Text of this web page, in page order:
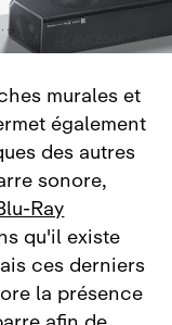
murales et
également
des autres
sonore,
qu'il existe
ces derniers
la présence